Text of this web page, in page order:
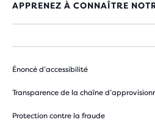
APPRENEZ À CONNAÎTRE
Énoncé d’accessibilité
Transparence de la chaîne
Protection contre la fraude